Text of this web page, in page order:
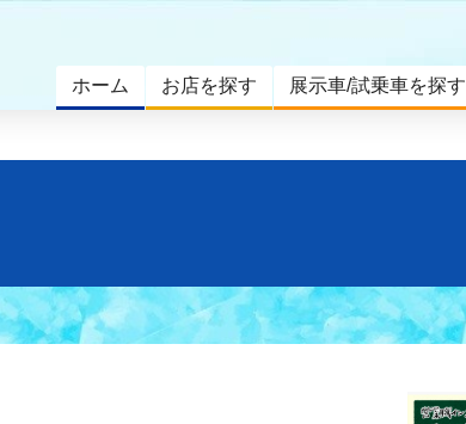
ホーム お店を探す 展示車/試乗車を探す